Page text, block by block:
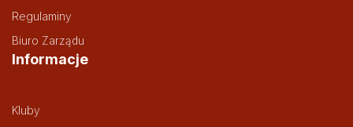
Regulaminy
Biuro Zarządu
Informacje
Kluby